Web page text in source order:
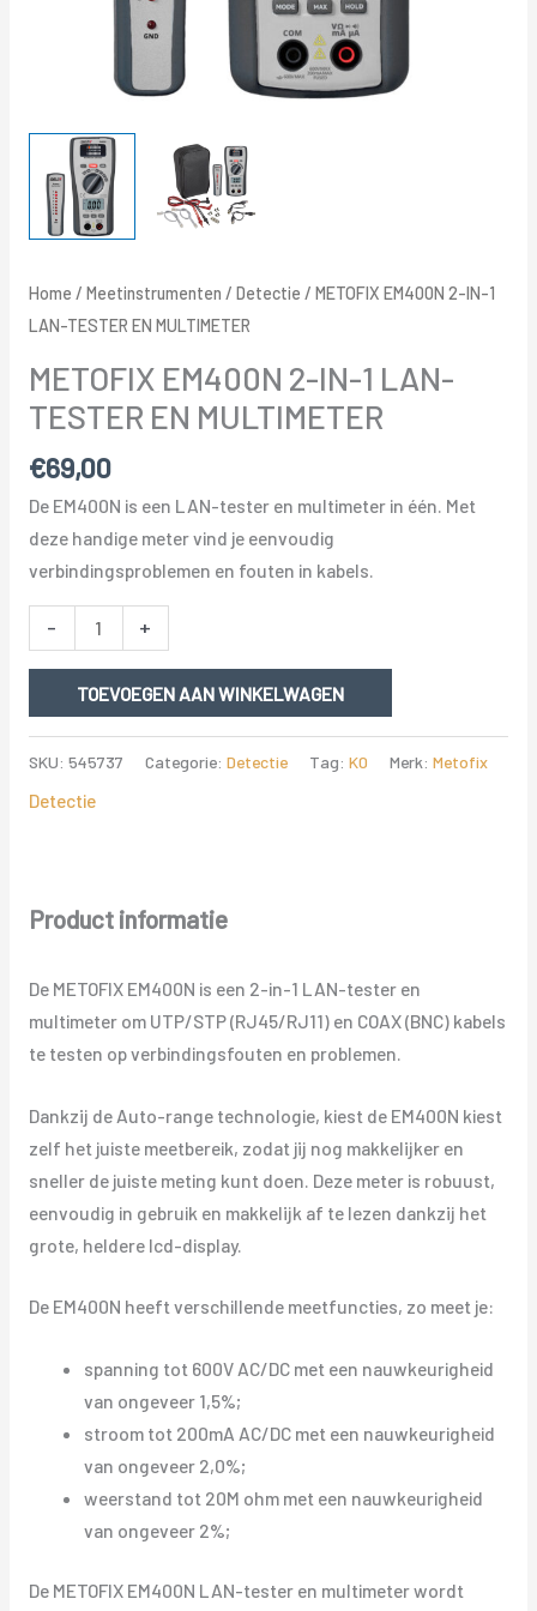
Home / Meetinstrumenten / Detectie / METOFIX EM400N 2-IN-1
LAN-TESTER EN MULTIMETER
METOFIX EM400N 2-IN-1 LAN-
TESTER EN MULTIMETER
€69,00
De EM400N is een LAN-tester en multimeter in één. Met
deze handige meter vind je eenvoudig
verbindingsproblemen en fouten in kabels.
-
METOFIX
EM400N
IN-
TESTER
aantal
+
TOEVOEGEN AAN WINKELWAGEN
SKU: 545737 Categorie: Detectie Tag: K0 Merk: Metofix
Detectie
Product informatie
De METOFIX EM400N is een 2-in-1 LAN-tester en
multimeter om UTP/STP (RJ45/RJ11) en COAX (BNC) kabels
te testen op verbindingsfouten en problemen.
Dankzij de Auto-range technologie, kiest de EM400N kiest
zelf het juiste meetbereik, zodat jij nog makkelijker en
sneller de juiste meting kunt doen. Deze meter is robuust,
eenvoudig in gebruik en makkelijk af te lezen dankzij het
grote, heldere lcd-display.
De EM400N heeft verschillende meetfuncties, zo meet je:
spanning tot 600V AC/DC met een nauwkeurigheid
van ongeveer 1,5%;
stroom tot 200mA AC/DC met een nauwkeurigheid
van ongeveer 2,0%;
weerstand tot 20M ohm met een nauwkeurigheid
van ongeveer 2%;
De METOFIX EM400N LAN-tester en multimeter wordt